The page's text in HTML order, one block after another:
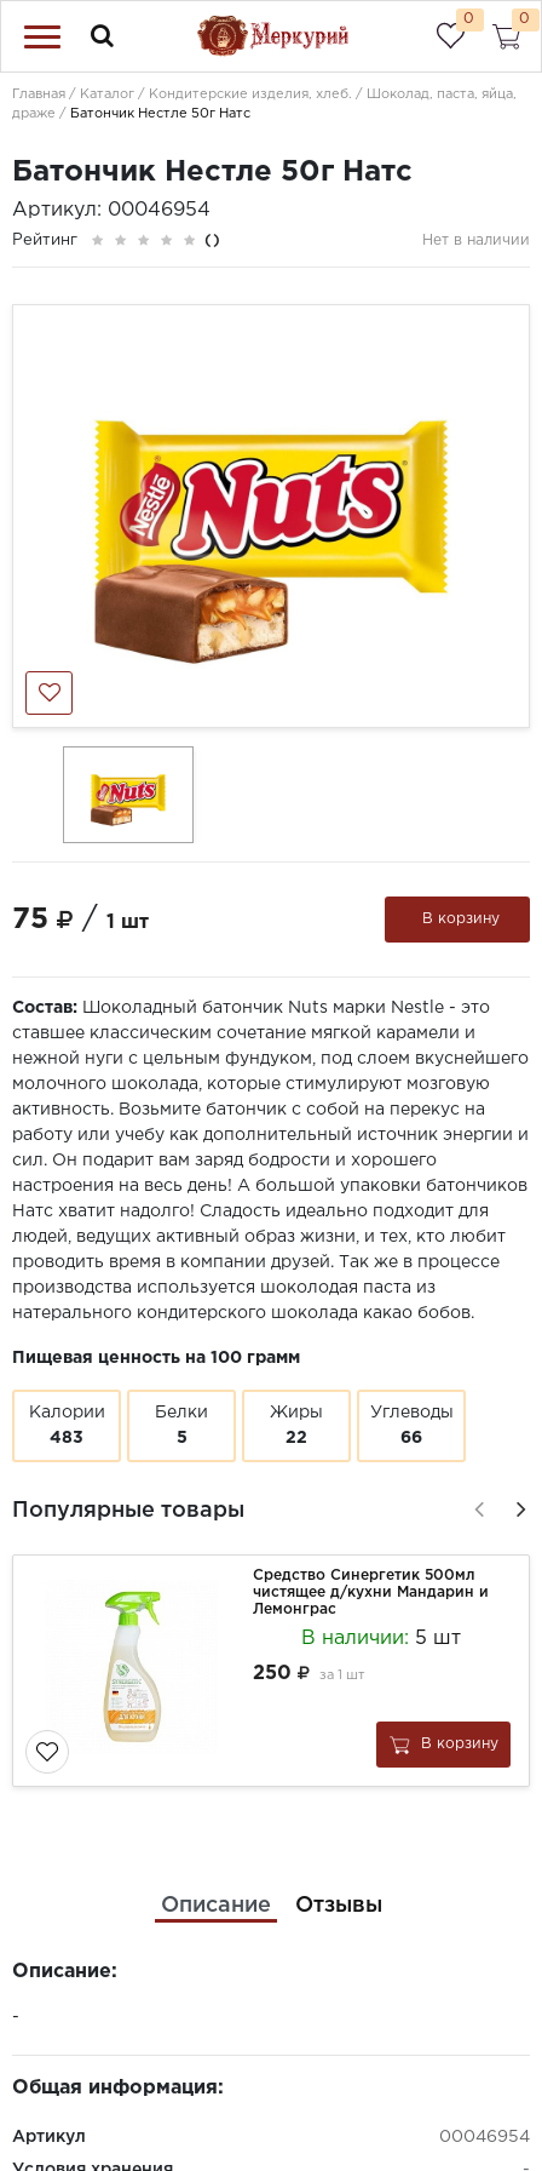
0 0
Главная Каталог Кондитерские изделия, хлеб.
Шоколад, паста, яйца,
драже
Батончик Нестле 50г Натс
Батончик Нестле 50г Натс
Артикул: 00046954
Рейтинг () Нет в наличии
75 / 1 шт В корзину
Состав:
Шоколадный батончик Nuts марки Nestle - это
ставшее классическим сочетание мягкой карамели и
нежной нуги с цельным фундуком, под слоем вкуснейшего
молочного шоколада, которые стимулируют мозговую
активность. Возьмите батончик с собой на перекус на
работу или учебу как дополнительный источник энергии и
сил. Он подарит вам заряд бодрости и хорошего
настроения на весь день! А большой упаковки батончиков
Натс хватит надолго! Сладость идеально подходит для
людей, ведущих активный образ жизни, и тех, кто любит
проводить время в компании друзей. Так же в процессе
производства используется шоколодая паста из
натерального кондитерского шоколада какао бобов.
Пищевая ценность на 100 грамм
Калории
483
Белки
5
Жиры
22
Углеводы
66
Популярные товары
Средство Синергетик 500мл
чистящее д/кухни Мандарин и
Лемонграс
В наличии: 5 шт
250
за 1 шт
В корзину
Описание Отзывы
Описание:
-
Общая информация:
Артикул 00046954